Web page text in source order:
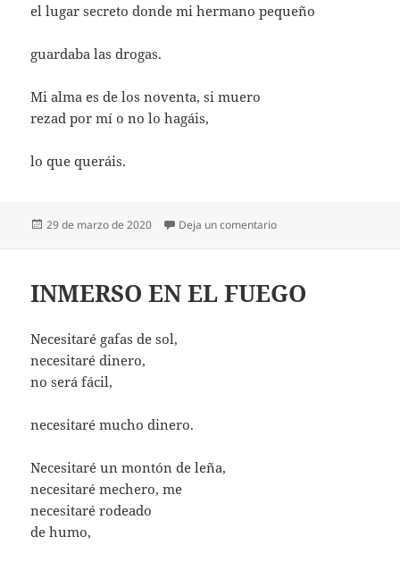
el lugar secreto donde mi hermano pequeño
guardaba las drogas.
Mi alma es de los noventa, si muero
rezad por mí o no lo hagáis,
lo que queráis.
Publicado
29 de marzo de 2020 Deja un comentarioen LO QUE QUERÁIS
INMERSO EN EL FUEGO
Necesitaré gafas de sol,
necesitaré dinero,
no será fácil,
necesitaré mucho dinero.
Necesitaré un montón de leña,
necesitaré mechero, me
necesitaré rodeado
de humo,